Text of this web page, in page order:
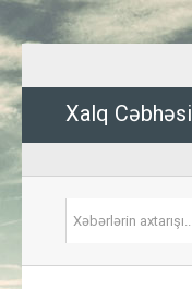
Xalq Cəbhəsi